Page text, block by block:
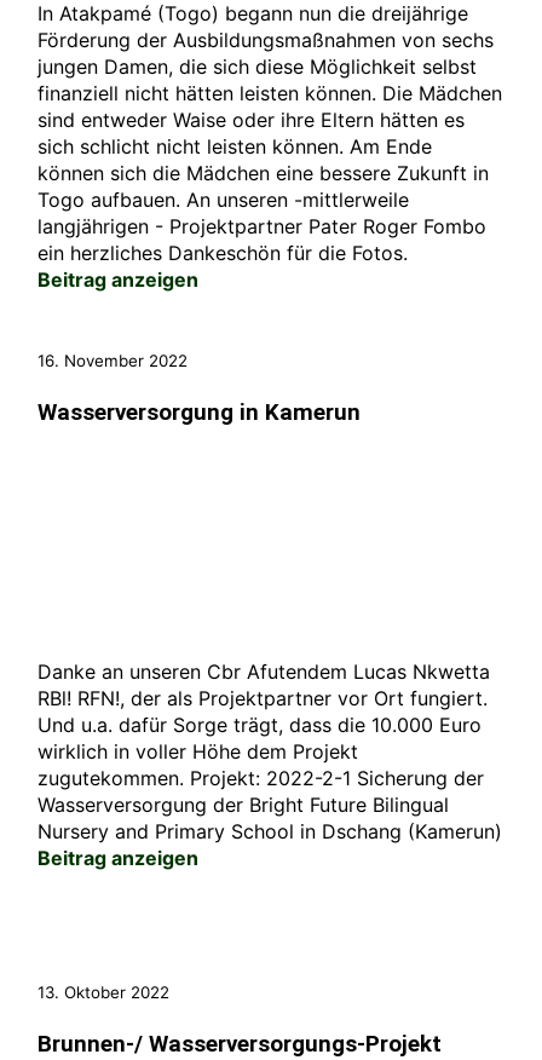
In Atakpamé (Togo) begann nun die dreijährige
Förderung der Ausbildungsmaßnahmen von sechs
jungen Damen, die sich diese Möglichkeit selbst
finanziell nicht hätten leisten können. Die Mädchen
sind entweder Waise oder ihre Eltern hätten es
sich schlicht nicht leisten können. Am Ende
können sich die Mädchen eine bessere Zukunft in
Togo aufbauen. An unseren -mittlerweile
langjährigen - Projektpartner Pater Roger Fombo
ein herzliches Dankeschön für die Fotos.
Beitrag anzeigen
16. November 2022
Wasserversorgung in Kamerun
Danke an unseren Cbr Afutendem Lucas Nkwetta
RBl! RFN!, der als Projektpartner vor Ort fungiert.
Und u.a. dafür Sorge trägt, dass die 10.000 Euro
wirklich in voller Höhe dem Projekt
zugutekommen. Projekt: 2022-2-1 Sicherung der
Wasserversorgung der Bright Future Bilingual
Nursery and Primary School in Dschang (Kamerun)
Beitrag anzeigen
13. Oktober 2022
Brunnen-/ Wasserversorgungs-Projekt